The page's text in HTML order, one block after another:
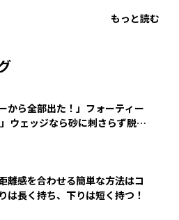
もっと読む
から全部出た！」フォーティー
ウェッジなら砂に刺さらず脱出
離感を合わせる簡単な方法はコ
長く持ち、下りは短く持つ！